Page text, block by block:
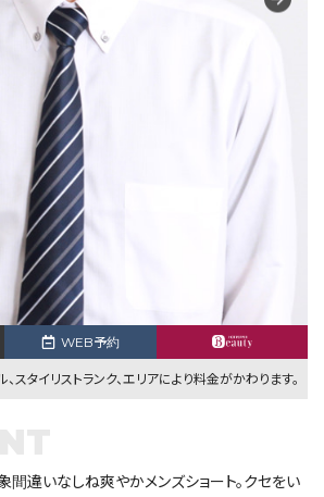
WEB予約
スタイリストランク、エリアにより料金がかわります。
間違いなしね爽やかメンズショート。クセをい